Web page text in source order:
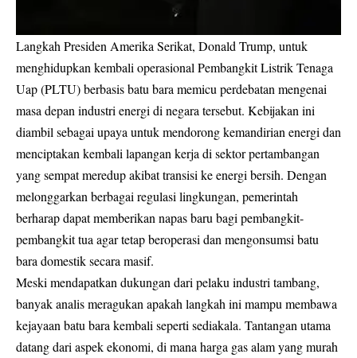
Langkah Presiden Amerika Serikat, Donald Trump, untuk
menghidupkan kembali operasional Pembangkit Listrik Tenaga
Uap (PLTU) berbasis batu bara memicu perdebatan mengenai
masa depan industri energi di negara tersebut. Kebijakan ini
diambil sebagai upaya untuk mendorong kemandirian energi dan
menciptakan kembali lapangan kerja di sektor pertambangan
yang sempat meredup akibat transisi ke energi bersih. Dengan
melonggarkan berbagai regulasi lingkungan, pemerintah
berharap dapat memberikan napas baru bagi pembangkit-
pembangkit tua agar tetap beroperasi dan mengonsumsi batu
bara domestik secara masif.
Meski mendapatkan dukungan dari pelaku industri tambang,
banyak analis meragukan apakah langkah ini mampu membawa
kejayaan batu bara kembali seperti sediakala. Tantangan utama
datang dari aspek ekonomi, di mana harga gas alam yang murah